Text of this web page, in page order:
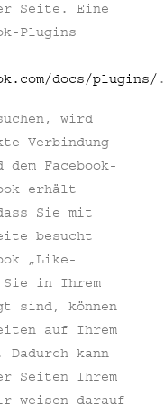
Seite. Eine
Plugins
docs/plugins/
wird
Verbindung
Facebook-
erhält
Sie mit
besucht
„Like-
Sie in Ihrem
sind, können
auf Ihrem
kann
Seiten Ihrem
weisen darauf